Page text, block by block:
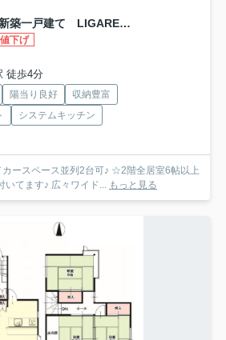
白岡市新白岡 8期 新築一戸建て LIGARE 01
下げ
徒歩4分
陽当り良好
収納豊富
システムキッチン
ースペース並列2台可♪ ☆2階全居室6帖以上
☆便利な食洗器やWICも付いてます♪ 広々ワイド... もっと見る